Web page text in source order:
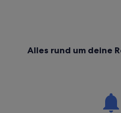
Alles rund um deine